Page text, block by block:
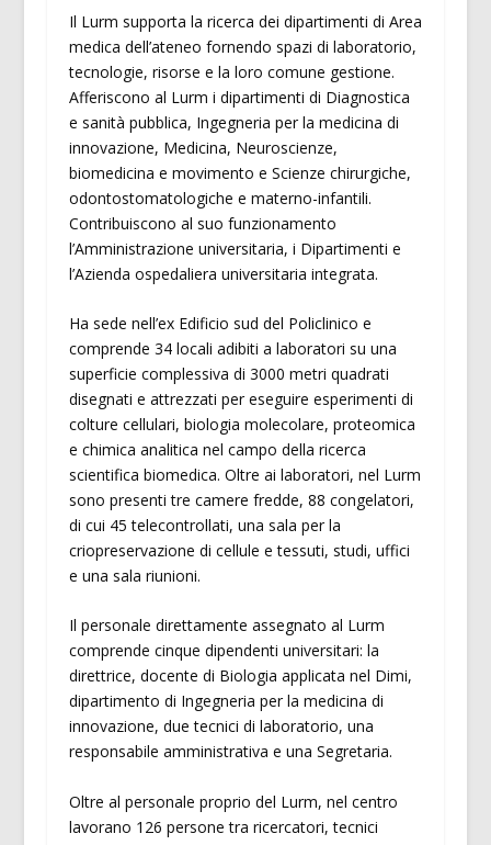
Il Lurm supporta la ricerca dei dipartimenti di Area
medica dell’ateneo fornendo spazi di laboratorio,
tecnologie, risorse e la loro comune gestione.
Afferiscono al Lurm i dipartimenti di Diagnostica
e sanità pubblica, Ingegneria per la medicina di
innovazione, Medicina, Neuroscienze,
biomedicina e movimento e Scienze chirurgiche,
odontostomatologiche e materno-infantili.
Contribuiscono al suo funzionamento
l’Amministrazione universitaria, i Dipartimenti e
l’Azienda ospedaliera universitaria integrata.
Ha sede nell’ex Edificio sud del Policlinico e
comprende 34 locali adibiti a laboratori su una
superficie complessiva di 3000 metri quadrati
disegnati e attrezzati per eseguire esperimenti di
colture cellulari, biologia molecolare, proteomica
e chimica analitica nel campo della ricerca
scientifica biomedica. Oltre ai laboratori, nel Lurm
sono presenti tre camere fredde, 88 congelatori,
di cui 45 telecontrollati, una sala per la
criopreservazione di cellule e tessuti, studi, uffici
e una sala riunioni.
Il personale direttamente assegnato al Lurm
comprende cinque dipendenti universitari: la
direttrice, docente di Biologia applicata nel Dimi,
dipartimento di Ingegneria per la medicina di
innovazione, due tecnici di laboratorio, una
responsabile amministrativa e una Segretaria.
Oltre al personale proprio del Lurm, nel centro
lavorano 126 persone tra ricercatori, tecnici